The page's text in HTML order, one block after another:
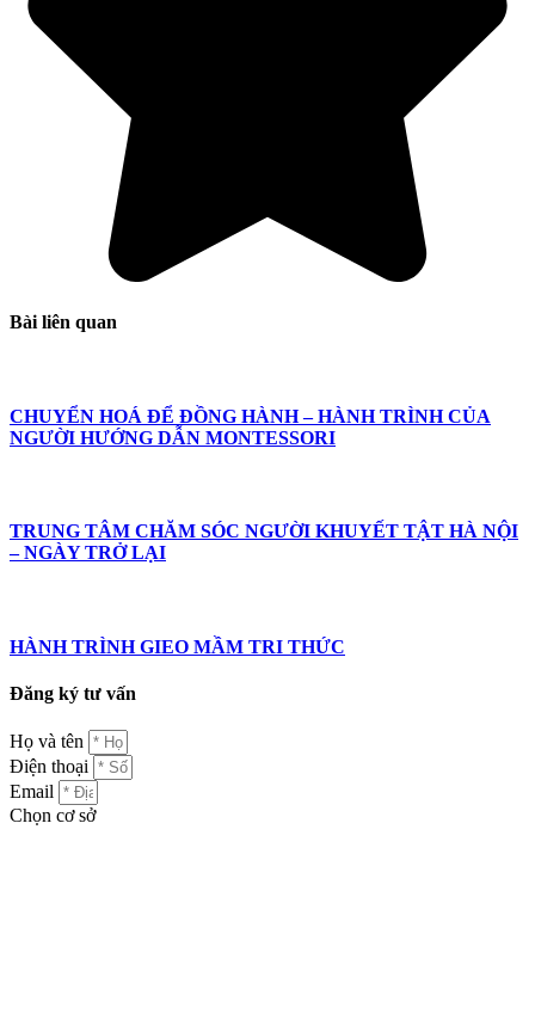
Bài liên quan
CHUYỂN HOÁ ĐỂ ĐỒNG HÀNH – HÀNH TRÌNH CỦA
NGƯỜI HƯỚNG DẪN MONTESSORI
TRUNG TÂM CHĂM SÓC NGƯỜI KHUYẾT TẬT HÀ NỘI
– NGÀY TRỞ LẠI
HÀNH TRÌNH GIEO MẦM TRI THỨC
Đăng ký tư vấn
Họ và tên
Điện thoại
Email
Chọn cơ sở